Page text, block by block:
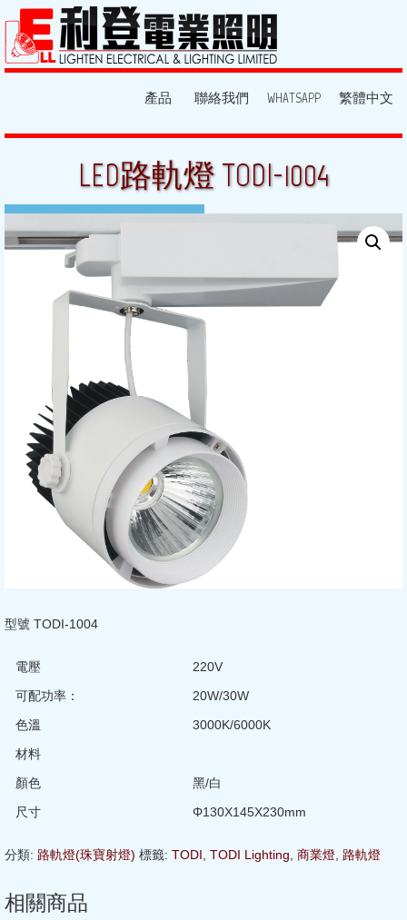
產品 聯絡我們 WHATSAPP 繁體中文
LED路軌燈 TODI-1004
型號 TODI-1004
電壓
220V
可配功率：
20W/30W
色溫
3000K/6000K
材料
顏色
黑/白
尺寸
Φ130X145X230mm
分類: 路軌燈(珠寶射燈) 標籤: TODI TODI Lighting 商業燈 路軌燈
相關商品